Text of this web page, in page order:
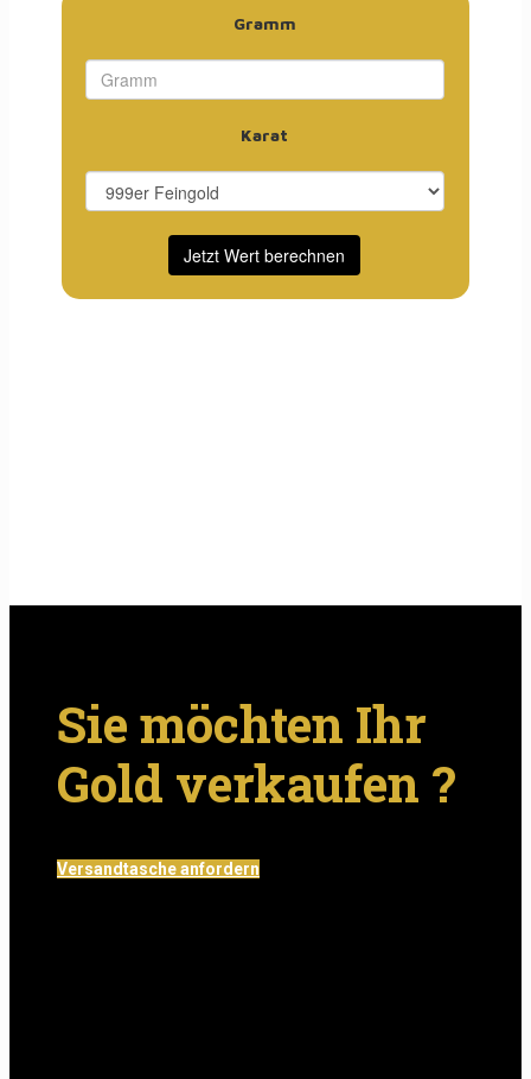
Sie möchten Ihr
Gold verkaufen ?
Versandtasche anfordern